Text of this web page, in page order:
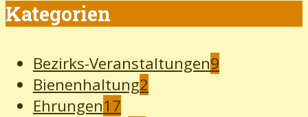
Kategorien
Bezirks-Veranstaltungen9
Bienenhaltung2
Ehrungen17